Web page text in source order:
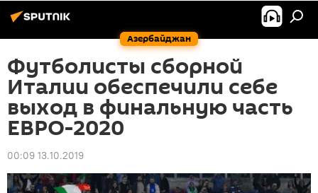
Азербайджан
Футболисты сборной
Италии обеспечили себе
выход в финальную часть
ЕВРО-2020
00:09 13.10.2019